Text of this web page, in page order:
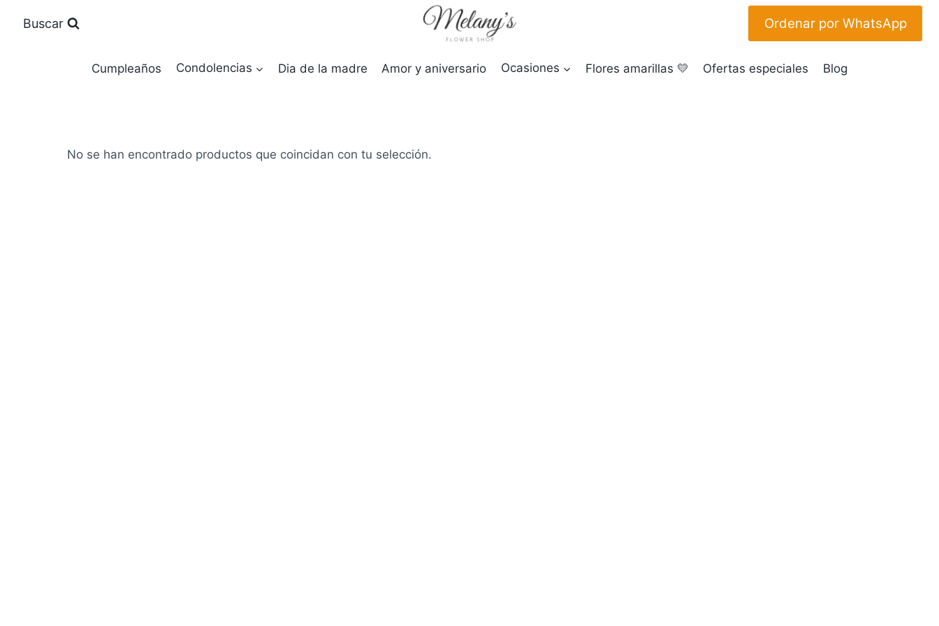
Buscar Ordenar por WhatsApp
Cumpleaños Condolencias Dia de la madre Amor y aniversario Ocasiones Flores amarillas 💛 Ofertas especiales Blog
No se han encontrado productos que coincidan con tu selección.